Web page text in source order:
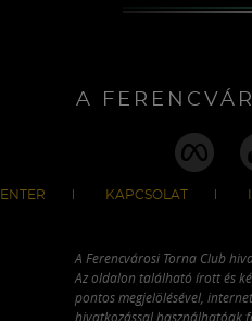
A
KAPCSOLAT
A Ferencvárosi Torna Club
Az oldalon található írott és
pontos megjelölésével,
hivatkozással használhatóak